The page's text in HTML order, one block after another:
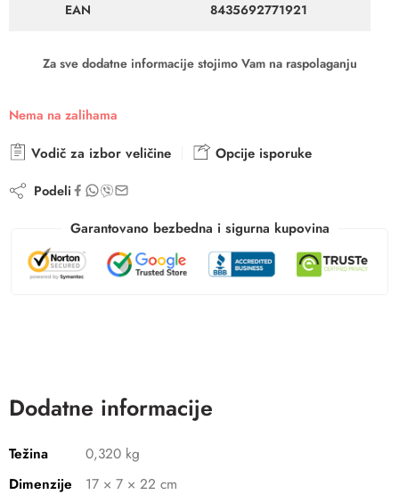
EAN 8435692771921
Za sve dodatne informacije stojimo Vam na raspolaganju
Nema na zalihama
Vodič za izbor veličine Opcije isporuke
Podeli
Garantovano bezbedna i sigurna kupovina
Dodatne informacije
Težina
0,320 kg
Dimenzije
17 × 7 × 22 cm